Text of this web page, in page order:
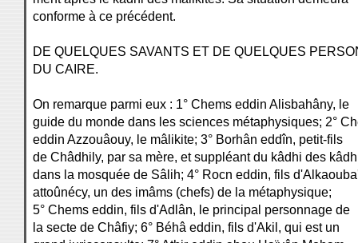
conforme à ce précédent.
DE QUELQUES SAVANTS ET DE QUELQUES
DU CAIRE.
On remarque parmi eux : 1° Chems eddin Alisbahâny, le
guide du monde dans les sciences métaphysiques; 2°
eddin Azzouâouy, le mâlikite; 3° Borhân eddîn, petit-fils
de Châdhily, par sa mère, et suppléant du kâdhi des
dans la mosquée de Sâlih; 4° Rocn eddin, fils
attoûnécy, un des imâms (chefs) de la métaphysique;
5° Chems eddin, fils d'Adlân, le principal personnage de
la secte de Châfiy; 6° Béhâ eddin, fils d'Akil, qui est un